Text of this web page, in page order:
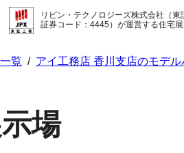
リビン・テクノロジーズ株式会社（東
証券コード：4445）が運営する住宅
覧 / アイ工務店 香川支店のモデル
場